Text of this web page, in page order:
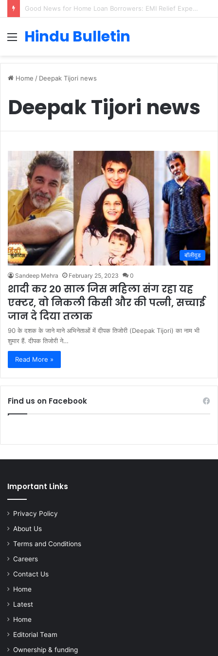
Cervical Cancer Prevention in Men: Why HPV Vaccination for Males is Critical
Menu
Hindu Bulletin
Home / Deepak Tijori news
Deepak Tijori news
बॉलीवुड
Sandeep Mehra February 25, 2023 0
शादी कर 20 साल जिस महिला संग रहा यह
एक्टर, वो निकली किसी और की पत्नी, सच्चाई
जान दे दिया तलाक
90 के दशक के जाने माने अभिनेताओं में दीपक तिजोरी (Deepak Tijori) का नाम भी
शुमार हैं. दीपक तिजोरी ने…
Read More »
Find us on Facebook
Important Links
Privacy Policy
About Us
Terms and Conditions
Careers
Contact Us
Home
Latest
Home
Editorial Team
Ownership & funding